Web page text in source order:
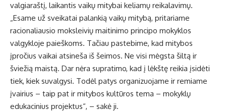
valgiaraštį, laikantis vaikų mitybai keliamų reikalavimų.
„Esame už sveikatai palankią vaikų mitybą, pritariame
racionaliausio moksleivių maitinimo principo mokyklos
valgykloje paieškoms. Tačiau pastebime, kad mitybos
įpročius vaikai atsineša iš šeimos. Ne visi mėgsta šiltą ir
šviežią maistą. Dar nėra supratimo, kad į lėkštę reikia įsidėti
tiek, kiek suvalgysi. Todėl patys organizuojame ir remiame
įvairius – taip pat ir mitybos kultūros tema – mokyklų
edukacinius projektus“, – sakė ji.